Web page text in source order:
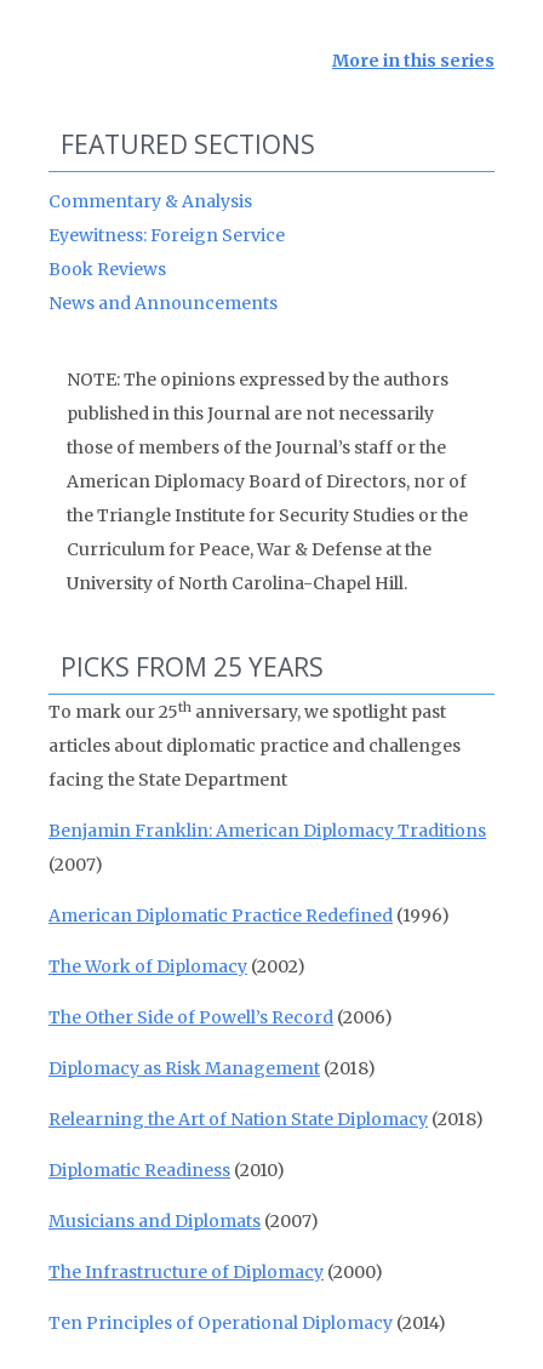
More in this series
FEATURED SECTIONS
Commentary & Analysis
Eyewitness: Foreign Service
Book Reviews
News and Announcements
NOTE: The opinions expressed by the authors
published in this Journal are not necessarily
those of members of the Journal’s staff or the
American Diplomacy Board of Directors, nor of
the Triangle Institute for Security Studies or the
Curriculum for Peace, War & Defense at the
University of North Carolina-Chapel Hill.
PICKS FROM 25 YEARS
To mark our 25th anniversary, we spotlight past
articles about diplomatic practice and challenges
facing the State Department
Benjamin Franklin: American Diplomacy Traditions
(2007)
American Diplomatic Practice Redefined (1996)
The Work of Diplomacy (2002)
The Other Side of Powell’s Record (2006)
Diplomacy as Risk Management (2018)
Relearning the Art of Nation State Diplomacy (2018)
Diplomatic Readiness (2010)
Musicians and Diplomats (2007)
The Infrastructure of Diplomacy (2000)
Ten Principles of Operational Diplomacy (2014)